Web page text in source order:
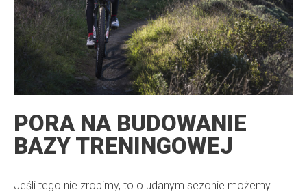
PORA NA BUDOWANIE
BAZY TRENINGOWEJ
Jeśli tego nie zrobimy, to o udanym sezonie możemy